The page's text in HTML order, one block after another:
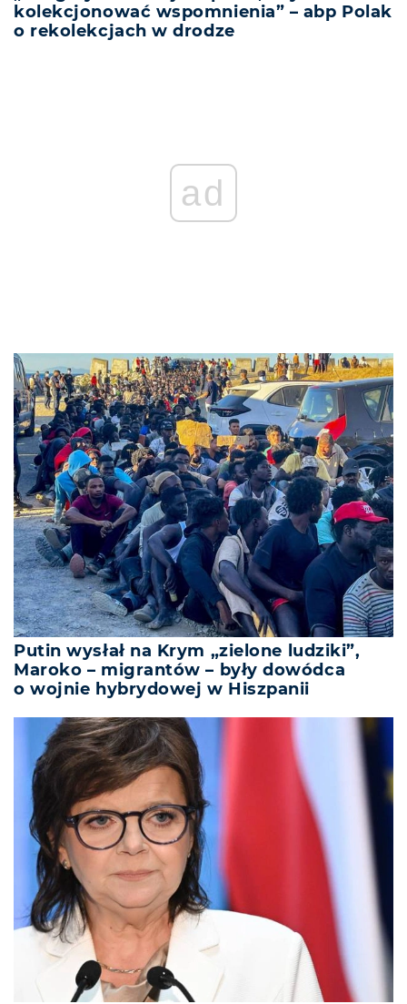
kolekcjonować wspomnienia” – abp Polak
o rekolekcjach w drodze
ad
Putin wysłał na Krym „zielone ludziki”,
Maroko – migrantów – były dowódca
o wojnie hybrydowej w Hiszpanii